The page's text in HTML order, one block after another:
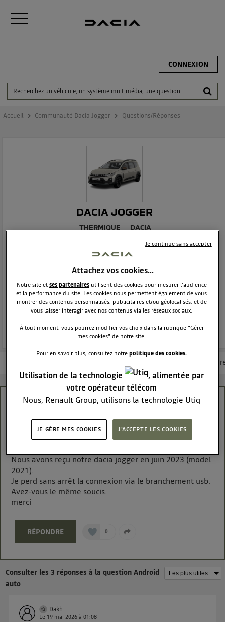
CONNEXION
Accueil Communauté Dacia Jogger Questions/Réponses
DACIA JOGGER
THERMIQUE DACIA
Dacia Jogger - La familiale 7 places réinvenée
POSEZ UNE QUESTION
Consultez la
Android auto
iesha29
Le18 mai 2026 à14:42
Nous avons reçu notre dacia jogger en.juin 2023 (model
2021).
Je perd sans arrêt la connexion via le branchement usb.
Avez-vous le même soucis.
merci
RÉPONDRE 0
Consulter les 3 réponses à la question Android
auto
Dakh
Le 19 mai 2026 à01:08
Attachez vos cookies…
Notre site etses partenairesutilisent des cookies pour mesurer l'audience
et la performance du site. Les cookies nous permettent également de vous
montrer des contenus personnalisés, publicitaires et/ou géolocalisés, et de
vous laisser interagir avec nos contenus via les réseaux sociaux.
À tout moment, vous pourrez modifier vos choix dans la rubrique "Gérer
mes cookies" de notre site.
Pour en savoir plus, consultez notrepolitique des cookies.
Utilisation de la technologie
, alimentée par
votre opérateur télécom
Nous, Renault Group, utilisons la technologie Utiq
cette notice de consentement) et liées à votre
télécom participantet que vous consentez sur
La technologie Utiq a été conçue pour la protection
de vos données personnelles en vous offrant choix et
Elle utilise un identifiant créé par votre opérateur
télécom basé sur votre adresse IP et une référence
de votre contrat internet (ex : votre numéro de
téléphone).
L'identifiant est associé à votre connexion internet.
Ainsi, toutes les personnes utilisant la même
même identifiant. En général :
Pour une connexion foyer(ex : Wi-Fi), la personnalisation sera basée
JE GÈRE MES COOKIES J'ACCEPTE LES COOKIES
Je continue sans accepter